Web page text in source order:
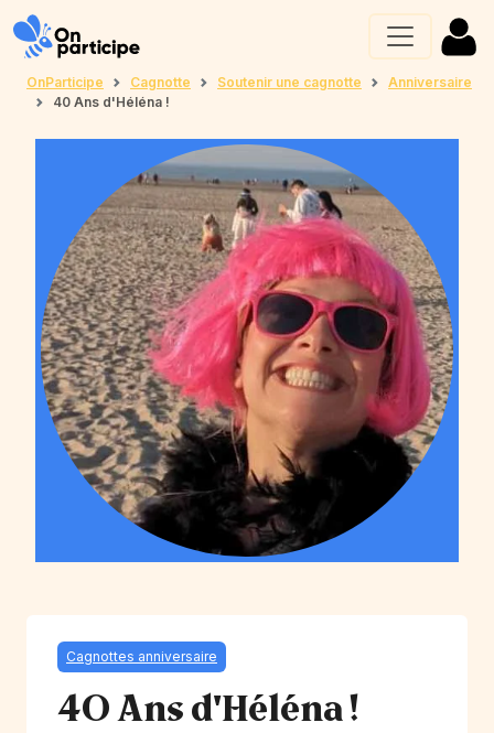
OnParticipe Cagnotte Soutenir une cagnotte
Anniversaire
40 Ans d'Héléna !
Cagnottes anniversaire
40 Ans d'Héléna !